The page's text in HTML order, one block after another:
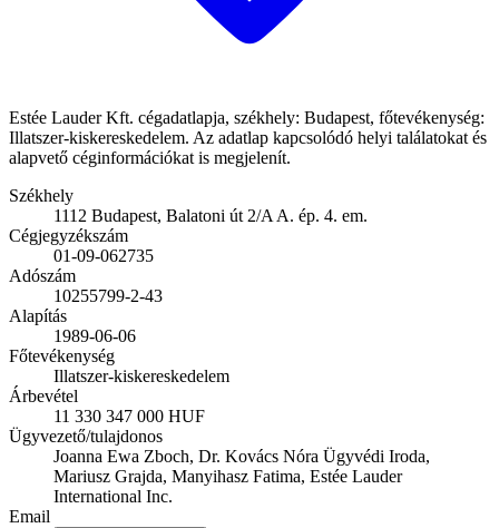
Estée Lauder Kft. cégadatlapja, székhely: Budapest, főtevékenység:
Illatszer-kiskereskedelem. Az adatlap kapcsolódó helyi találatokat és
alapvető céginformációkat is megjelenít.
Székhely
1112 Budapest, Balatoni út 2/A A. ép. 4. em.
Cégjegyzékszám
01-09-062735
Adószám
10255799-2-43
Alapítás
1989-06-06
Főtevékenység
Illatszer-kiskereskedelem
Árbevétel
11 330 347 000 HUF
Ügyvezető/tulajdonos
Joanna Ewa Zboch, Dr. Kovács Nóra Ügyvédi Iroda,
Mariusz Grajda, Manyihasz Fatima, Estée Lauder
International Inc.
Email